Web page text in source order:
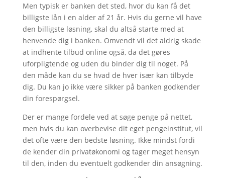
Men typisk er banken det sted, hvor du kan få det
billigste lån i en alder af 21 år. Hvis du gerne vil have
den billigste løsning, skal du altså starte med at
henvende dig i banken. Omvendt vil det aldrig skade
at indhente tilbud online også, da det gøres
uforpligtende og uden du binder dig til noget. På
den måde kan du se hvad de hver især kan tilbyde
dig. Du kan jo ikke være sikker på banken godkender
din forespørgsel.
Der er mange fordele ved at søge penge på nettet,
men hvis du kan overbevise dit eget pengeinstitut, vil
det ofte være den bedste løsning. Ikke mindst fordi
de kender din privatøkonomi og tager meget hensyn
til den, inden du eventuelt godkender din ansøgning.